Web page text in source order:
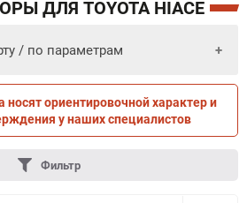
ДЛЯ TOYOTA HIACE
/ по параметрам
ПО ПАРАМЕТРАМ
носят ориентировочной характер и
у наших специалистов
Фильтр